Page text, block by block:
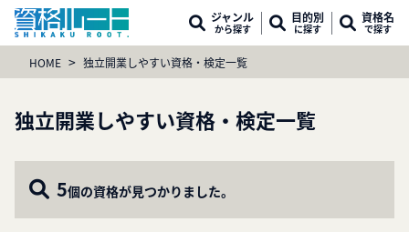
ジャンル
から探す
目的別
に探す
資格名
で探す
HOME > 独立開業しやすい資格・検定一覧
独立開業しやすい資格・検定一覧
5個の資格が見つかりました。